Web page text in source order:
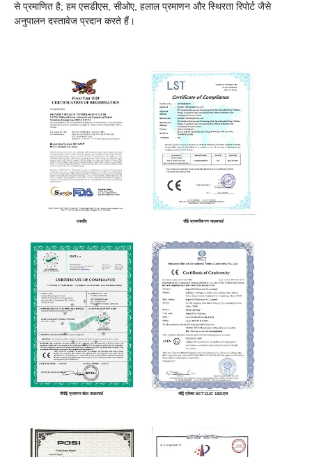
से प्रमाणित है; हम एसडीएस, सीओए, हलाल प्रमाणन और स्थिरता रिपोर्ट जैसे
अनुपालन दस्तावेज प्रदान करते हैं।
एफडीए सीई प्रमाणीकरण माउथगार्ड
पीपीई प्रमाणन खेल माउथगार्ड सीई एटेक्स BCT12JC 1921एस